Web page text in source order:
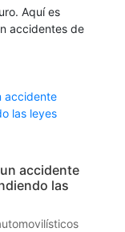
Aquí es
accidentes de
accidente
las